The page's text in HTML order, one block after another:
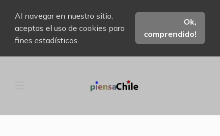
Al navegar en nuestro sitio,
aceptas el uso de cookies para
fines estadísticos.
Ok,
comprendido!